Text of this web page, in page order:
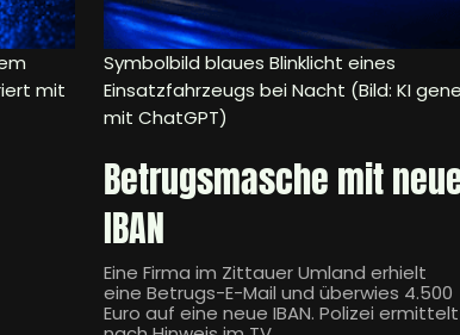
mit
Symbolbild blaues Blinklicht eines
Einsatzfahrzeugs bei Nacht (Bild: KI
mit ChatGPT)
Betrugsmasche mit
IBAN
Eine Firma im Zittauer Umland erhielt
eine Betrugs-E-Mail und überwies 4.500
Euro auf eine neue IBAN. Polizei ermittelt